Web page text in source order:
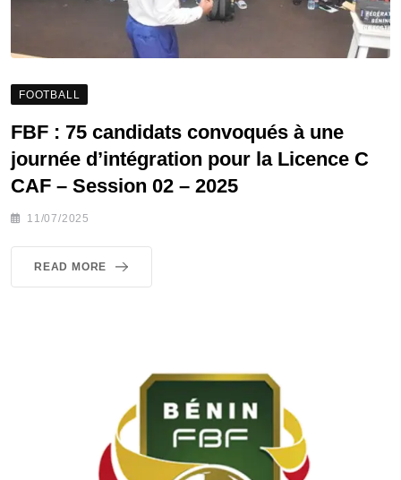
FOOTBALL
FBF : 75 candidats convoqués à une
journée d’intégration pour la Licence C
CAF – Session 02 – 2025
11/07/2025
READ MORE